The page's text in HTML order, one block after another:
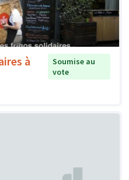
à
Soumise au
vote